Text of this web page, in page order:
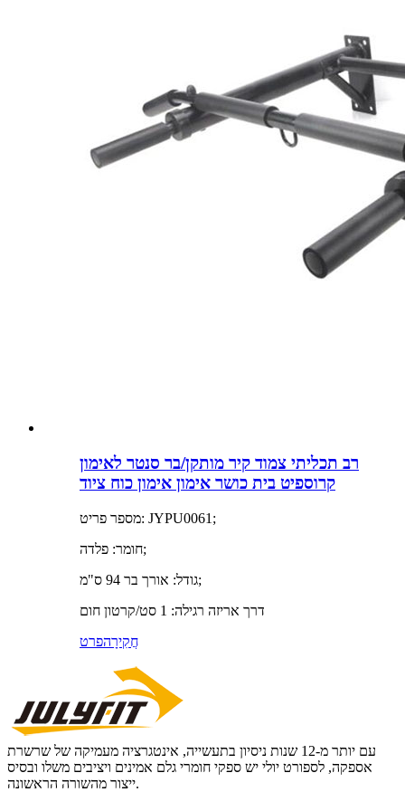
רב תכליתי צמוד קיר מותקן/בר סנטר לאימון
קרוספיט בית כושר אימון אימון כוח ציוד
מספר פריט: JYPU0061;
חומר: פלדה;
גודל: אורך בר 94 ס"מ;
דרך אריזה רגילה: 1 סט/קרטון חום
חֲקִירָהפרט
עם יותר מ-12 שנות ניסיון בתעשייה, אינטגרציה מעמיקה של שרשרת
אספקה, לספורט יולי יש ספקי חומרי גלם אמינים ויציבים משלו ובסיס
ייצור מהשורה הראשונה.